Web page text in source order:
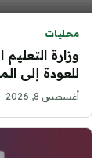
محليات
وزارة
للعودة إلى
أغسطس 8, 2026